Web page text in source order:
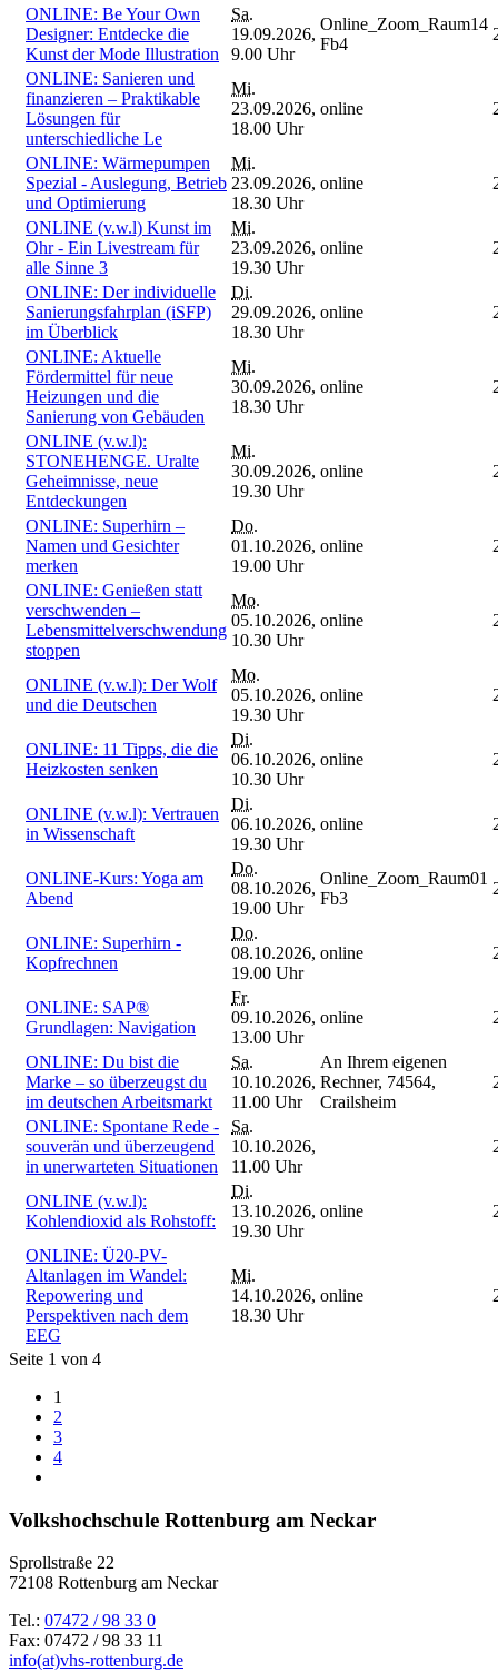
ONLINE: Be Your Own
Designer: Entdecke die
Kunst der Mode Illustration
Sa.
19.09.2026,
9.00 Uhr
Online_Zoom_Raum14
Fb4
ONLINE: Sanieren und
finanzieren – Praktikable
Lösungen für
unterschiedliche Le
Mi.
23.09.2026,
18.00 Uhr
online
ONLINE: Wärmepumpen
Spezial - Auslegung, Betrieb
und Optimierung
Mi.
23.09.2026,
18.30 Uhr
online
ONLINE (v.w.l) Kunst im
Ohr - Ein Livestream für
alle Sinne 3
Mi.
23.09.2026,
19.30 Uhr
online
ONLINE: Der individuelle
Sanierungsfahrplan (iSFP)
im Überblick
Di.
29.09.2026,
18.30 Uhr
online
ONLINE: Aktuelle
Fördermittel für neue
Heizungen und die
Sanierung von Gebäuden
Mi.
30.09.2026,
18.30 Uhr
online
ONLINE (v.w.l):
STONEHENGE. Uralte
Geheimnisse, neue
Entdeckungen
Mi.
30.09.2026,
19.30 Uhr
online
ONLINE: Superhirn –
Namen und Gesichter
merken
Do.
01.10.2026,
19.00 Uhr
online
ONLINE: Genießen statt
verschwenden –
Lebensmittelverschwendung
stoppen
Mo.
05.10.2026,
10.30 Uhr
online
ONLINE (v.w.l): Der Wolf
und die Deutschen
Mo.
05.10.2026,
19.30 Uhr
online
ONLINE: 11 Tipps, die die
Heizkosten senken
Di.
06.10.2026,
10.30 Uhr
online
ONLINE (v.w.l): Vertrauen
in Wissenschaft
Di.
06.10.2026,
19.30 Uhr
online
ONLINE-Kurs: Yoga am
Abend
Do.
08.10.2026,
19.00 Uhr
Online_Zoom_Raum01
Fb3
ONLINE: Superhirn -
Kopfrechnen
Do.
08.10.2026,
19.00 Uhr
online
ONLINE: SAP®
Grundlagen: Navigation
Fr.
09.10.2026,
13.00 Uhr
online
ONLINE: Du bist die
Marke – so überzeugst du
im deutschen Arbeitsmarkt
Sa.
10.10.2026,
11.00 Uhr
An Ihrem eigenen
Rechner, 74564,
Crailsheim
ONLINE: Spontane Rede -
souverän und überzeugend
in unerwarteten Situationen
Sa.
10.10.2026,
11.00 Uhr
ONLINE (v.w.l):
Kohlendioxid als Rohstoff:
Di.
13.10.2026,
19.30 Uhr
online
ONLINE: Ü20-PV-
Altanlagen im Wandel:
Repowering und
Perspektiven nach dem
EEG
Mi.
14.10.2026,
18.30 Uhr
online
Seite 1 von 4
1
2
3
4
Volkshochschule Rottenburg am Neckar
Sprollstraße 22
72108 Rottenburg am Neckar
Tel.: 07472 / 98 33 0
Fax: 07472 / 98 33 11
info(at)vhs-rottenburg.de